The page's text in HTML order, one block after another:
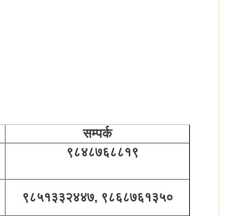
सम्पर्क
९८४८७६८८१९
९८५१३३२४४७, ९८६८७६१३५०